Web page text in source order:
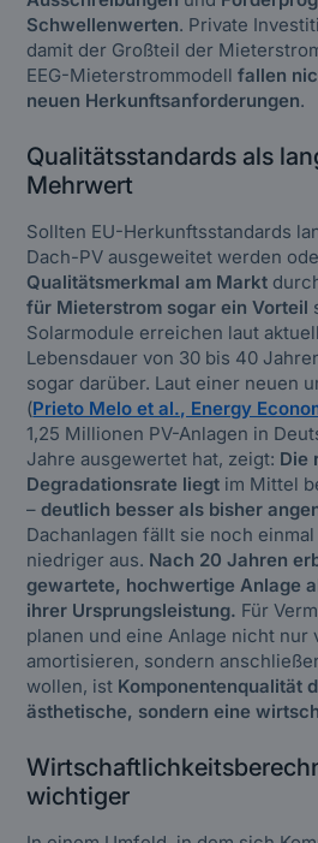
Schwellenwerten. Private
damit der Großteil der
EEG-Mieterstrommodellfallen
neuen Herkunftsanforderungen.
Qualitätsstandards als
Mehrwert
Sollten EU-Herkunftsstandards
Dach-PV ausgeweitet werden
Qualitätsmerkmal am Markt
für Mieterstrom sogar ein Vorteil
Solarmodule erreichen laut
Lebensdauer von 30 bis 40
sogar darüber. Laut einer neuen
(Prieto Melo et al., Energy
1,25 Millionen PV-Anlagen in
Jahre ausgewertet hat, zeigt: Die
Degradationsrate liegt im Mittel
–deutlich besser als bisher
Dachanlagen fällt sie noch
niedriger aus. Nach 20 Jahren
gewartete, hochwertige Anlage
ihrer Ursprungsleistung. Für
planen und eine Anlage nicht nur
amortisieren, sondern
wollen, ist Komponentenqualität
ästhetische, sondern eine
wichtiger